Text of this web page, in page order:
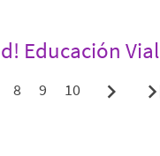
Educación
8 9 10 chevron_right